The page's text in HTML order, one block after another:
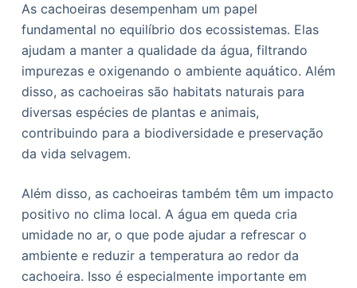
As cachoeiras desempenham um papel
fundamental no equilíbrio dos ecossistemas. Elas
ajudam a manter a qualidade da água, filtrando
impurezas e oxigenando o ambiente aquático. Além
disso, as cachoeiras são habitats naturais para
diversas espécies de plantas e animais,
contribuindo para a biodiversidade e preservação
da vida selvagem.
Além disso, as cachoeiras também têm um impacto
positivo no clima local. A água em queda cria
umidade no ar, o que pode ajudar a refrescar o
ambiente e reduzir a temperatura ao redor da
cachoeira. Isso é especialmente importante em